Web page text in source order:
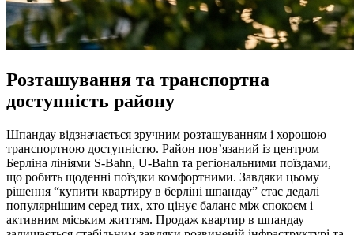
Розташування та транспортна
доступність району
Шпандау відзначається зручним розташуванням і хорошою
транспортною доступністю. Район пов’язаний із центром
Берліна лініями S-Bahn, U-Bahn та регіональними поїздами,
що робить щоденні поїздки комфортними. Завдяки цьому
рішення “купити квартиру в берліні шпандау” стає дедалі
популярнішим серед тих, хто цінує баланс між спокоєм і
активним міським життям. Продаж квартир в шпандау